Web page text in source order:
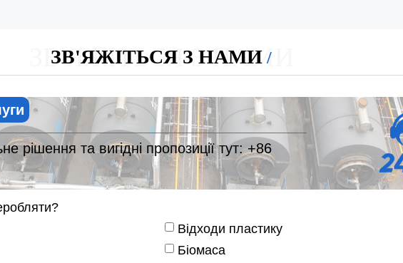
ЗВ'ЯЖІТЬСЯ З НАМИ
ЗВ'ЯЖІТЬСЯ З НАМИ
рішення та вигідні пропозиції тут:+86
Відходи пластику
Біомаса